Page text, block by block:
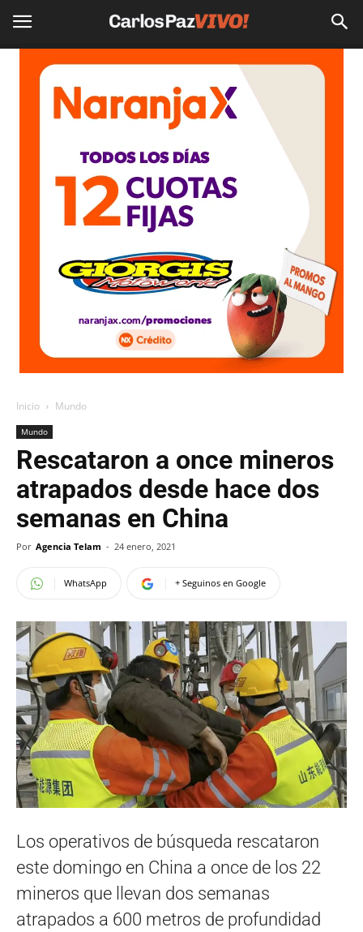
Inicio Mundo
Mundo
Rescataron a once mineros
atrapados desde hace dos
semanas en China
Por Agencia Telam - 24 enero, 2021
WhatsApp + Seguinos en Google
Los operativos de búsqueda rescataron
este domingo en China a once de los 22
mineros que llevan dos semanas
atrapados a 600 metros de profundidad